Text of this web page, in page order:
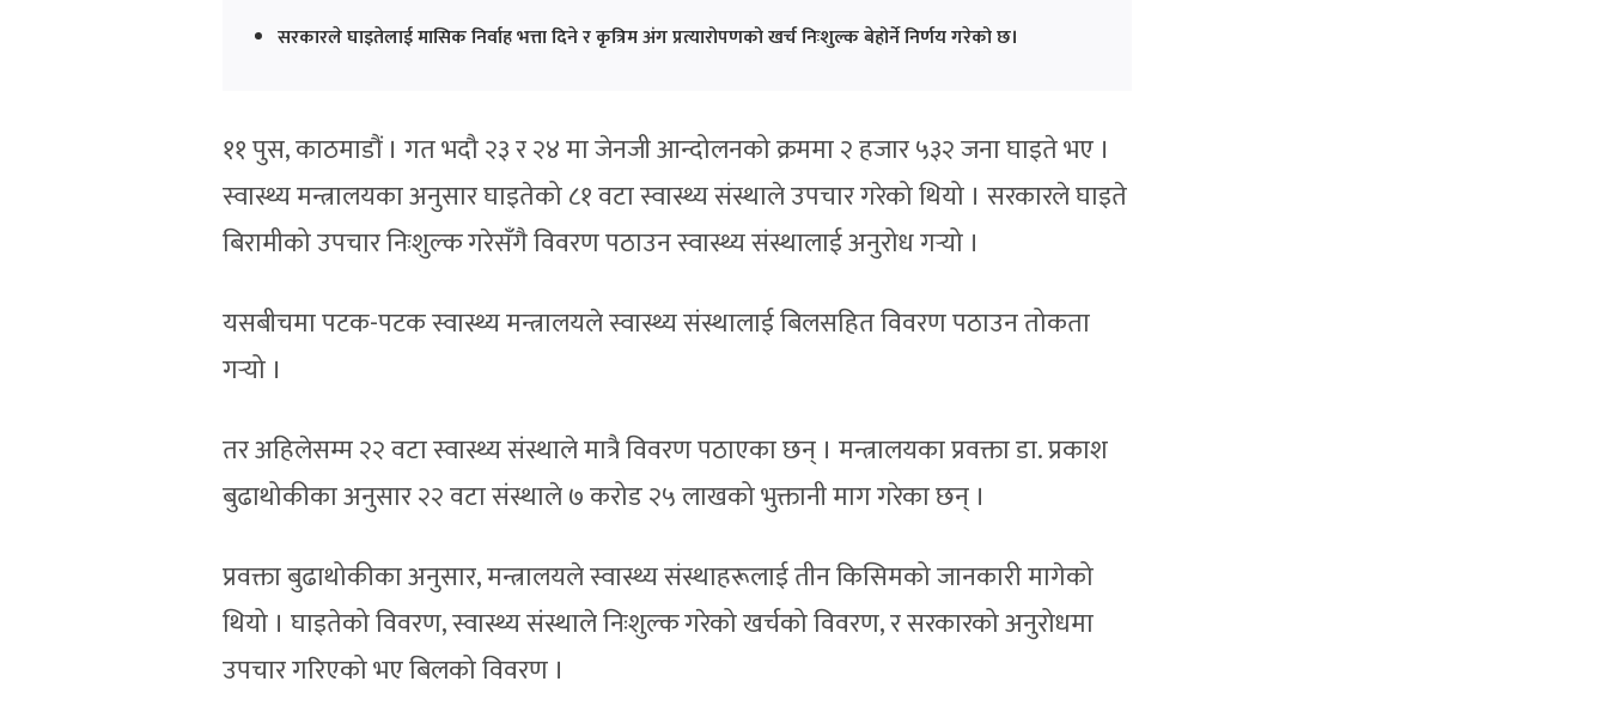
सरकारले घाइतेलाई मासिक निर्वाह भत्ता दिने र कृत्रिम अंग प्रत्यारोपणको खर्च निःशुल्क बेहोर्ने निर्णय गरेको छ।
११ पुस, काठमाडौं । गत भदौ २३ र २४ मा जेनजी आन्दोलनको क्रममा २ हजार ५३२ जना घाइते भए ।
स्वास्थ्य मन्त्रालयका अनुसार घाइतेको ८१ वटा स्वास्थ्य संस्थाले उपचार गरेको थियो । सरकारले घाइते
बिरामीको उपचार निःशुल्क गरेसँगै विवरण पठाउन स्वास्थ्य संस्थालाई अनुरोध गर्‍यो ।
यसबीचमा पटक-पटक स्वास्थ्य मन्त्रालयले स्वास्थ्य संस्थालाई बिलसहित विवरण पठाउन तोकता
गर्‍यो ।
तर अहिलेसम्म २२ वटा स्वास्थ्य संस्थाले मात्रै विवरण पठाएका छन् । मन्त्रालयका प्रवक्ता डा. प्रकाश
बुढाथोकीका अनुसार २२ वटा संस्थाले ७ करोड २५ लाखको भुक्तानी माग गरेका छन् ।
प्रवक्ता बुढाथोकीका अनुसार, मन्त्रालयले स्वास्थ्य संस्थाहरूलाई तीन किसिमको जानकारी मागेको
थियो । घाइतेको विवरण, स्वास्थ्य संस्थाले निःशुल्क गरेको खर्चको विवरण, र सरकारको अनुरोधमा
उपचार गरिएको भए बिलको विवरण ।